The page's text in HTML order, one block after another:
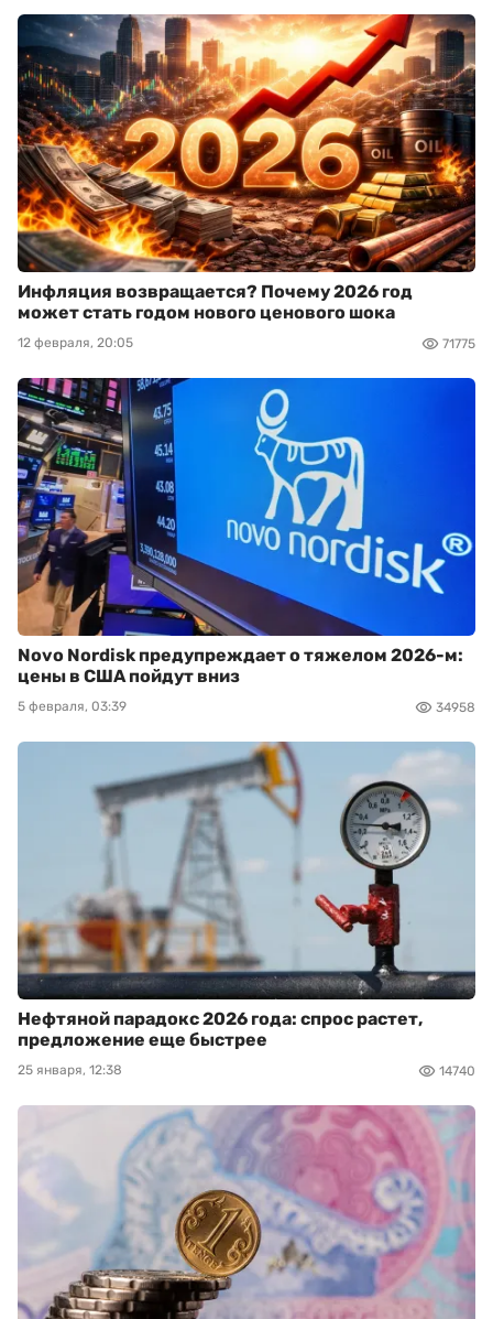
Инфляция возвращается? Почему 2026 год
может стать годом нового ценового шока
12 февраля, 20:05 71775
Novo Nordisk предупреждает о тяжелом 2026-м:
цены в США пойдут вниз
5 февраля, 03:39 34958
Нефтяной парадокс 2026 года: спрос растет,
предложение еще быстрее
25 января, 12:38 14740